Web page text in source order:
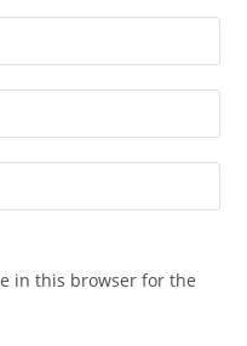
in this browser for the